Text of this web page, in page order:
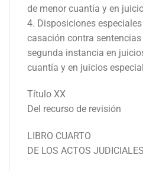
de menor cuantía y en
4. Disposiciones
casación contra
segunda instancia en
cuantía y en juicios
Título XX
Del recurso de revisión
LIBRO CUARTO
DE LOS ACTOS